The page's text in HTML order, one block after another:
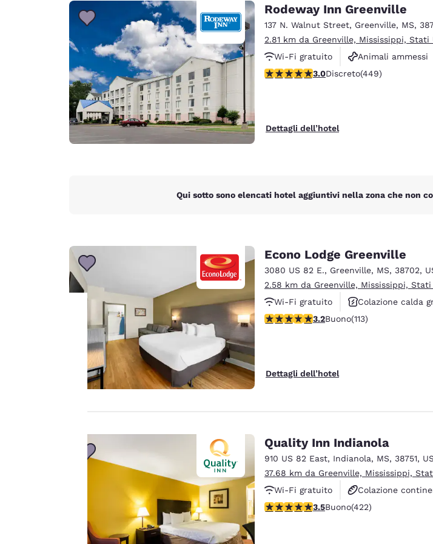
Français Español
Europa
Deutschland Germany
English
Ireland
Rodeway Inn Greenville
137 N. Walnut Street, Greenville, MS,
2.81 km da Greenville, Mississippi, Stati
Wi-Fi gratuito
Animali ammessi
Valutazione di 2.96 stelle. Discreto. 449
3.0Discreto(449)
Dettagli dell’hotel
Qui sotto sono elencati hotel aggiuntivi nella zona che non
Econo Lodge Greenville
3080 US 82 E., Greenville, MS, 38702,
2.58 km da Greenville, Mississippi,
Wi-Fi gratuito
Colazione calda
Animali ammessi
Valutazione di 3.24 stelle. Buono. 113
3.2Buono(113)
Dettagli dell’hotel
Quality Inn Indianola
910 US 82 East, Indianola, MS, 38751, US
37.68 km da Greenville, Mississippi,
Wi-Fi gratuito
Colazione
Colazione calda gratuita
Valutazione di 3.53 stelle. Buono. 422
3.5Buono(422)
La tua
privacy è
importante
cookie, anche di terze
parti, per finalità
pubblicitari in linea